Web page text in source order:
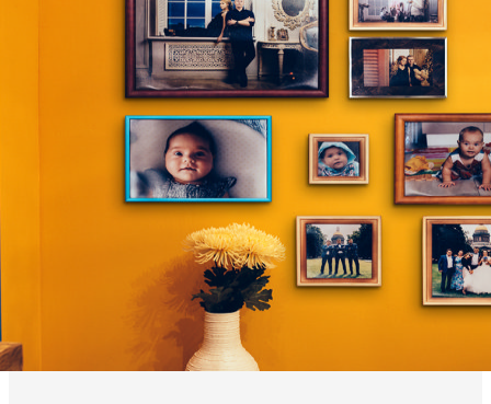
Ваш регион доставки
Выберите из списка: